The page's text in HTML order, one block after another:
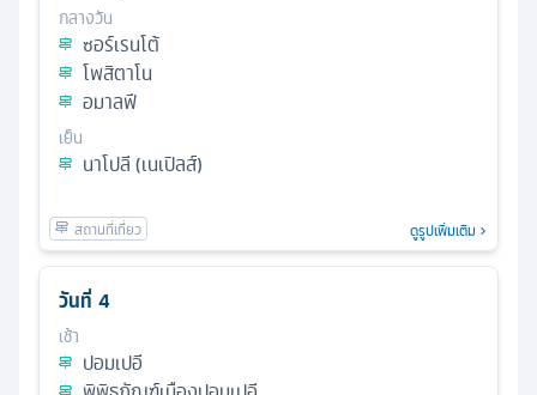
กลางวัน
ซอร์เรนโต้
โพสิตาโน
อมาลฟี
เย็น
นาโปลี (เนเปิลส์)
ดูรูปเพิ่มเติม
วันที่ 4
เช้า
ปอมเปอี